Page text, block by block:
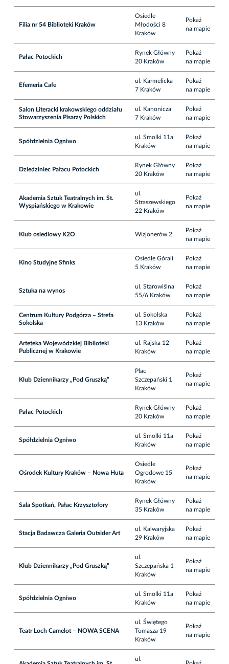
Filia nr 54 Biblioteki Kraków
Osiedle
Młodości 8
Kraków
Pokaż
na mapie
Pałac Potockich
Rynek Główny
20 Kraków
Pokaż
na mapie
Efemeria Cafe
ul. Karmelicka
7 Kraków
Pokaż
na mapie
Salon Literacki krakowskiego oddziału
Stowarzyszenia Pisarzy Polskich
ul. Kanonicza
7 Kraków
Pokaż
na mapie
Spółdzielnia Ogniwo
ul. Smolki 11a
Kraków
Pokaż
na mapie
Dziedziniec Pałacu Potockich
Rynek Główny
20 Kraków
Pokaż
na mapie
Akademia Sztuk Teatralnych im. St.
Wyspiańskiego w Krakowie
ul.
Straszewskiego
22 Kraków
Pokaż
na mapie
Klub osiedlowy K2O Wizjonerów 2
Pokaż
na mapie
Kino Studyjne Sfinks
Osiedle Górali
5 Kraków
Pokaż
na mapie
Sztuka na wynos
ul. Starowiślna
55/6 Kraków
Pokaż
na mapie
Centrum Kultury Podgórza – Strefa
Sokolska
ul. Sokolska
13 Kraków
Pokaż
na mapie
Arteteka Wojewódzkiej Biblioteki
Publicznej w Krakowie
ul. Rajska 12
Kraków
Pokaż
na mapie
Klub Dziennikarzy „Pod Gruszką”
Plac
Szczepański 1
Kraków
Pokaż
na mapie
Pałac Potockich
Rynek Główny
20 Kraków
Pokaż
na mapie
Spółdzielnia Ogniwo
ul. Smolki 11a
Kraków
Pokaż
na mapie
Ośrodek Kultury Kraków – Nowa Huta
Osiedle
Ogrodowe 15
Kraków
Pokaż
na mapie
Sala Spotkań, Pałac Krzysztofory
Rynek Główny
35 Kraków
Pokaż
na mapie
Stacja Badawcza Galeria Outsider Art
ul. Kalwaryjska
29 Kraków
Pokaż
na mapie
Klub Dziennikarzy „Pod Gruszką”
ul.
Szczepańska 1
Kraków
Pokaż
na mapie
Spółdzielnia Ogniwo
ul. Smolki 11a
Kraków
Pokaż
na mapie
Teatr Loch Camelot – NOWA SCENA
ul. Świętego
Tomasza 19
Kraków
Pokaż
na mapie
ul.
Pokaż